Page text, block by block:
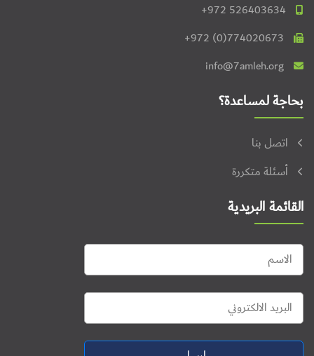
+972 526403634
+972 (0)774020673
info@7amleh.org
بحاجة لمساعدة؟
اتصل بنا
أسئلة متكررة
القائمة البريدية